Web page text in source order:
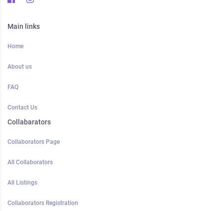
Main links
Home
About us
FAQ
Contact Us
Collabarators
Collaborators Page
All Collaborators
All Listings
Collaborators Registration